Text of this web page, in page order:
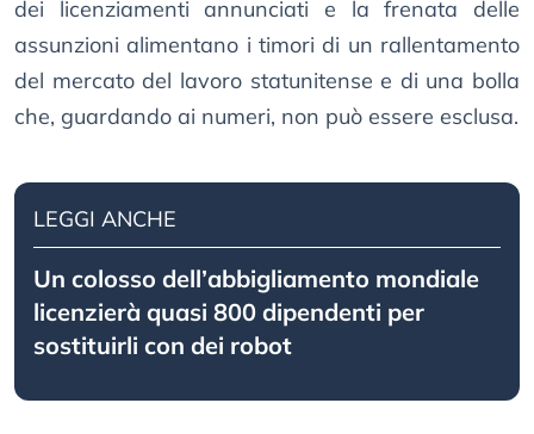
dei licenziamenti annunciati e la frenata delle
assunzioni alimentano i timori di un rallentamento
del mercato del lavoro statunitense e di una bolla
che, guardando ai numeri, non può essere esclusa.
LEGGI ANCHE
Un colosso dell’abbigliamento mondiale
licenzierà quasi 800 dipendenti per
sostituirli con dei robot